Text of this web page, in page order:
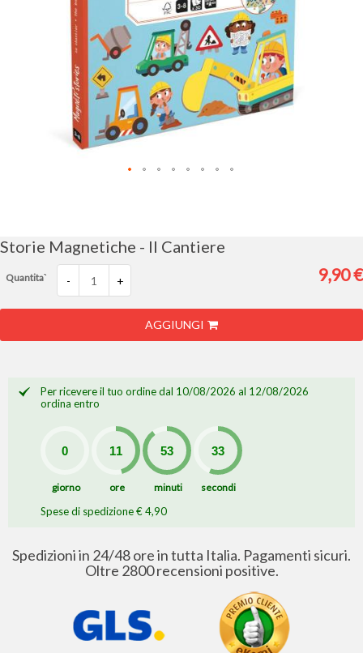
galleria
di
immagini
Storie Magnetiche - Il Cantiere
Quantita` - +
AGGIUNGI
9,90 €
Per ricevere il tuo ordine dal 10/08/2026 al 12/08/2026
ordina entro
giorno ore minuti secondi
Spese di spedizione € 4,90
Spedizioni in 24/48 ore in tutta Italia. Pagamenti sicuri.
Oltre 2800 recensioni positive.